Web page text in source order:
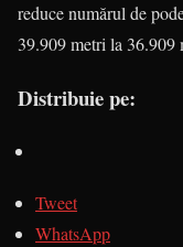
reduce numărul de
39.909 metri la 36.909
Distribuie pe:
Tweet
WhatsApp